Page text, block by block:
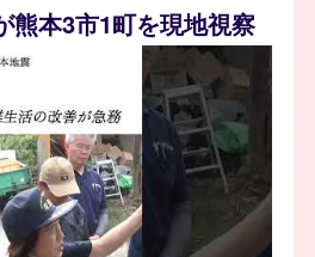
熊本3市1町を現地視察